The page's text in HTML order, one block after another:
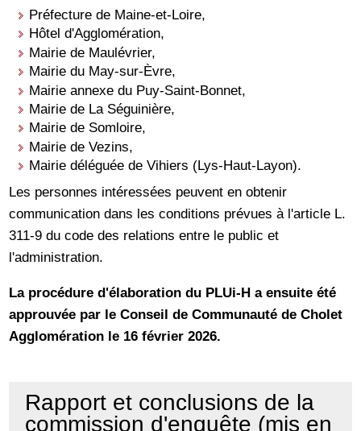
Préfecture de Maine-et-Loire,
Hôtel d'Agglomération,
Mairie de Maulévrier,
Mairie du May-sur-Èvre,
Mairie annexe du Puy-Saint-Bonnet,
Mairie de La Séguinière,
Mairie de Somloire,
Mairie de Vezins,
Mairie déléguée de Vihiers (Lys-Haut-Layon).
Les personnes intéressées peuvent en obtenir
communication dans les conditions prévues à l'article L.
311-9 du code des relations entre le public et
l'administration.
La procédure d'élaboration du PLUi-H a ensuite été
approuvée par le Conseil de Communauté de Cholet
Agglomération le 16 février 2026.
Rapport et conclusions de la
commission d'enquête (mis en